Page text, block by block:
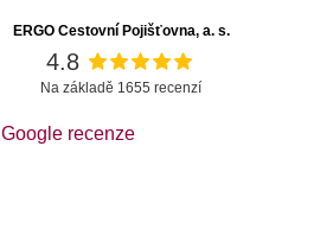
ERGO Cestovní Pojišťovna, a. s.
4.8
Na základě 1655 recenzí
Google recenze